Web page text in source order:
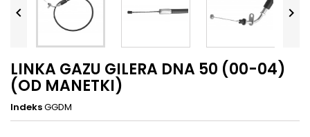
 
 
LINKA GAZU GILERA DNA 50 (00-04)
(OD MANETKI)
IndeksGGDM